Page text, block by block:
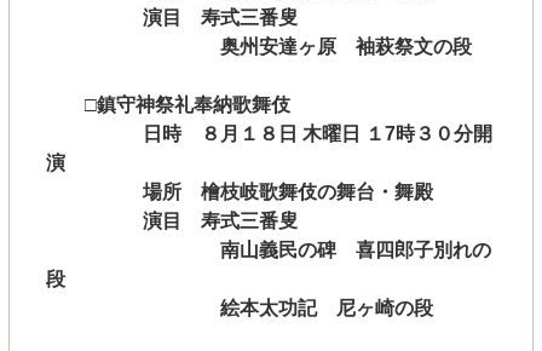
演目 寿式三番叟
奥州安達ヶ原 袖萩祭文の段
□鎮守神祭礼奉納歌舞伎
日時 ８月１８日 木曜日 １7時３０分開
演
場所 檜枝岐歌舞伎の舞台・舞殿
演目 寿式三番叟
南山義民の碑 喜四郎子別れの
段
絵本太功記 尼ヶ崎の段